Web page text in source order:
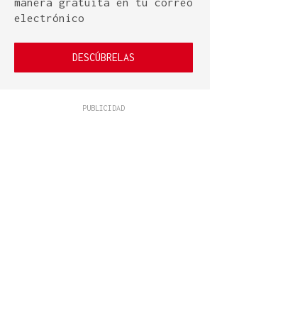
electrónico
DESCÚBRELAS